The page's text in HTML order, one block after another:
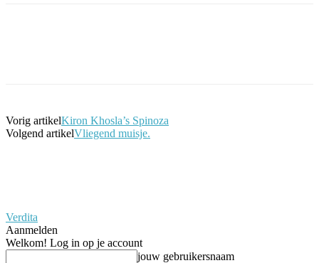
Vorig artikelKiron Khosla’s Spinoza
Volgend artikelVliegend muisje.
Verdita
Aanmelden
Welkom! Log in op je account
jouw gebruikersnaam